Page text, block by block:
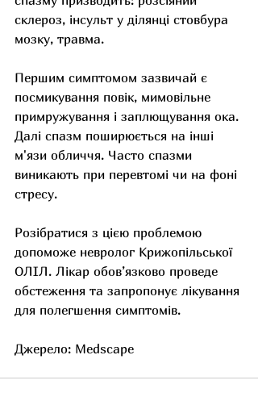
склероз, інсульт у ділянці стовбура
мозку, травма.
Першим симптомом зазвичай є
посмикування повік, мимовільне
примружування і заплющування ока.
Далі спазм поширюється на інші
м'язи обличчя. Часто спазми
виникають при перевтомі чи на фоні
стресу.
Розібратися з цією проблемою
допоможе невролог Крижопільської
ОЛІЛ. Лікар обов’язково проведе
обстеження та запропонує лікування
для полегшення симптомів.
Джерело: Medscape